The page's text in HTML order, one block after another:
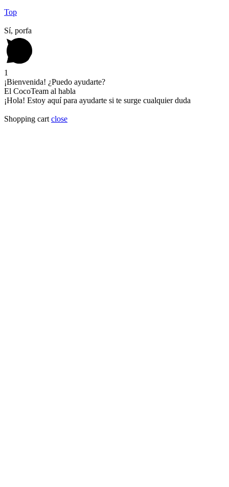
Top
Sí, porfa
1
¡Bienvenida! ¿Puedo ayudarte?
El CocoTeam al habla
¡Hola! Estoy aquí para ayudarte si te surge cualquier duda
Shopping cart close